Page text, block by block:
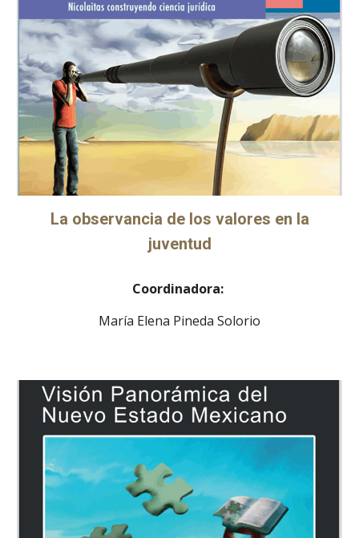
La observancia de los valores en la
juventud
Coordinadora:
María Elena Pineda Solorio